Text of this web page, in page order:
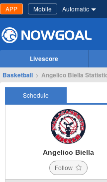
APP Mobile Automatic
Livescore
Basketball > Angelico Biella
Schedule
Angelico Biella
Follow